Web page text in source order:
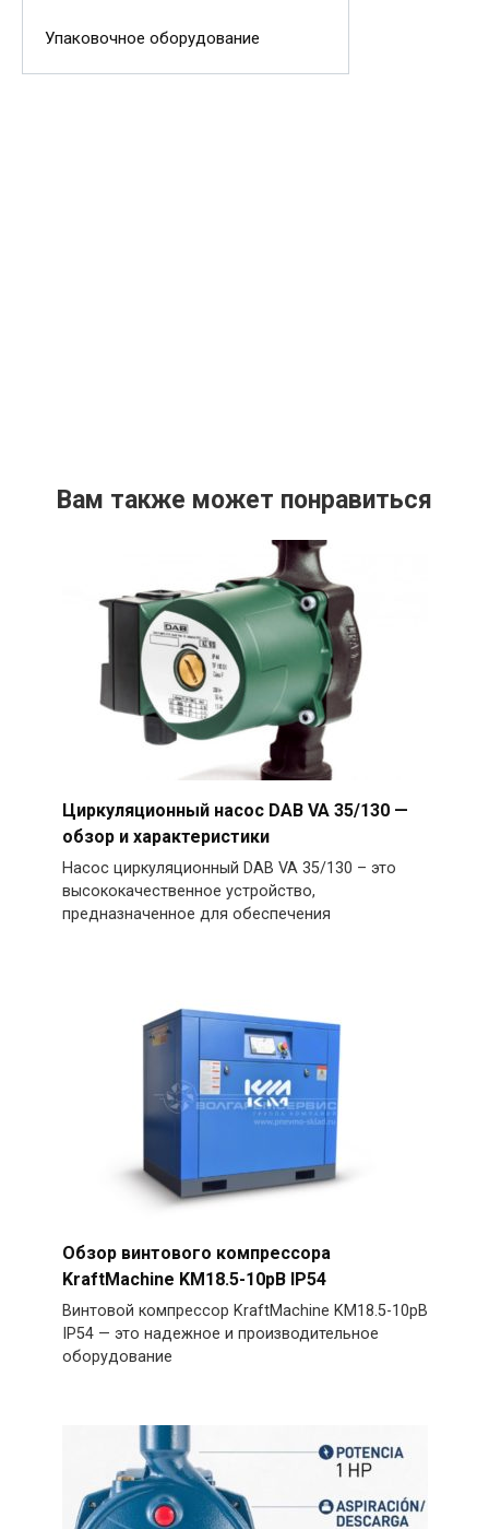
Упаковочное оборудование
Вам также может понравиться
Циркуляционный насос DAB VA 35/130 —
обзор и характеристики
Насос циркуляционный DAB VA 35/130 – это
высококачественное устройство,
предназначенное для обеспечения
Обзор винтового компрессора
KraftMachine KM18.5-10рВ IP54
Винтовой компрессор KraftMachine KM18.5-10рВ
IP54 — это надежное и производительное
оборудование